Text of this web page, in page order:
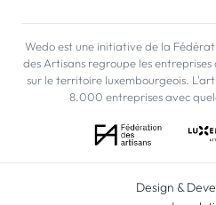
Wedo est une initiative de la
des Artisans regroupe les
sur le territoire luxembourgeois.
8.000 entreprises avec
Design &